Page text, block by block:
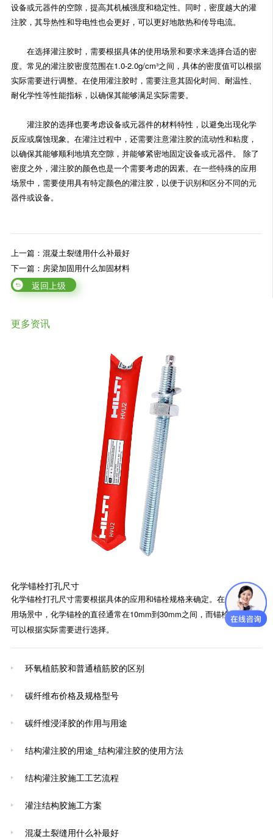
设备或元器件的空隙，提高其机械强度和稳定性。同时，密度越大的灌
注胶，其导热性和导电性也会更好，可以更好地散热和传导电流。
在选择灌注胶时，需要根据具体的使用场景和要求来选择合适的密
度。常见的灌注胶密度范围在1.0-2.0g/cm³之间，具体的密度值可以根据
实际需要进行调整。在使用灌注胶时，需要注意其固化时间、耐温性、
耐化学性等性能指标，以确保其能够满足实际需要。
灌注胶的选择也要考虑设备或元器件的材料特性，以避免出现化学
反应或腐蚀现象。在灌注过程中，还需要注意灌注胶的流动性和粘度，
以确保其能够顺利地填充空隙，并能够紧密地固定设备或元器件。 除了
密度之外，灌注胶的颜色也是一个需要考虑的因素。在一些特殊的应用
场景中，需要使用具有特定颜色的灌注胶，以便于识别和区分不同的元
器件或设备。
上一篇：混凝土裂缝用什么补最好
下一篇：房梁加固用什么加固材料
返回上级
更多资讯
化学锚栓打孔尺寸
化学锚栓打孔尺寸需要根据具体的应用和锚栓规格来确定。在一般的应
用场景中，化学锚栓的直径通常在10mm到30mm之间，而锚栓的长度则
可以根据实际需要进行选择。
环氧植筋胶和普通植筋胶的区别
碳纤维布价格及规格型号
碳纤维浸泽胶的作用与用途
结构灌注胶的用途_结构灌注胶的使用方法
结构灌注胶施工工艺流程
灌注结构胶施工方案
混凝土裂缝用什么补最好